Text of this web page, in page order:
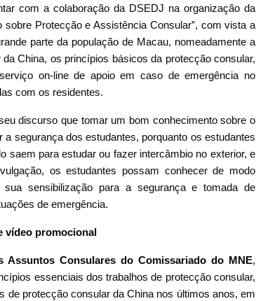
com a colaboração da DSEDJ na organização da
Protecção e Assistência Consular”, com vista a
parte da população de Macau, nomeadamente a
China, os princípios básicos da protecção consular,
on-line de apoio em caso de emergência no
com os residentes.
discurso que tomar um bom conhecimento sobre o
segurança dos estudantes, porquanto os estudantes
saem para estudar ou fazer intercâmbio no exterior, e
os estudantes possam conhecer de modo
sensibilização para a segurança e tomada de
de emergência.
vídeo promocional
Assuntos Consulares do Comissariado do MNE,
essenciais dos trabalhos de protecção consular,
de protecção consular da China nos últimos anos, em